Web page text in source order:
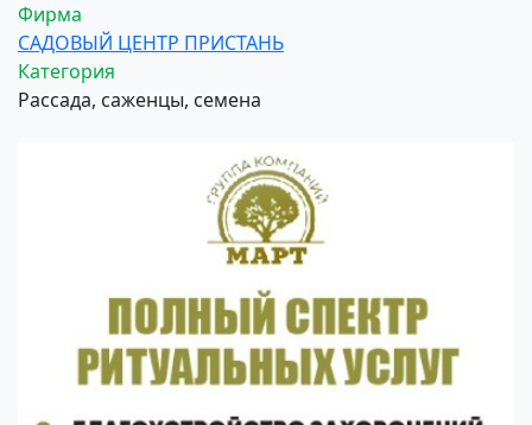
Фирма
САДОВЫЙ ЦЕНТР ПРИСТАНЬ
Категория
Рассада, саженцы, семена